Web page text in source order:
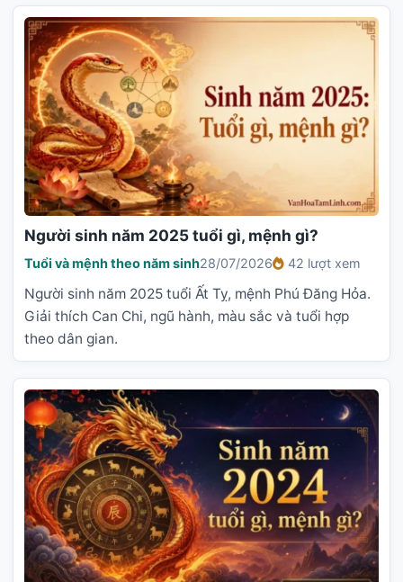
Người sinh năm 2025 tuổi gì, mệnh gì?
Tuổi và mệnh theo năm sinh28/07/2026 42 lượt xem
Người sinh năm 2025 tuổi Ất Tỵ, mệnh Phú Đăng Hỏa.
Giải thích Can Chi, ngũ hành, màu sắc và tuổi hợp
theo dân gian.